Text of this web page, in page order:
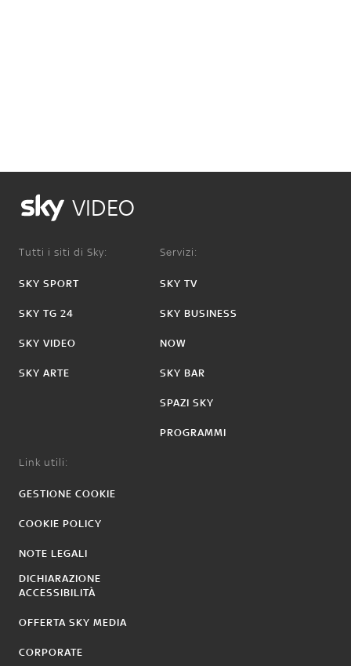
VIDEO
Tutti i siti di Sky:
SKY SPORT
SKY TG 24
SKY VIDEO
SKY ARTE
Servizi:
SKY TV
SKY BUSINESS
NOW
SKY BAR
SPAZI SKY
PROGRAMMI
Link utili:
GESTIONE COOKIE
COOKIE POLICY
NOTE LEGALI
DICHIARAZIONE
ACCESSIBILITÀ
OFFERTA SKY MEDIA
CORPORATE